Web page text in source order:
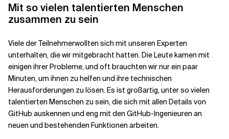
Mit so vielen talentierten Menschen
zusammen zu sein
Viele derTeilnehmerwollten sich mit unseren Experten
unterhalten, die wir mitgebracht hatten. Die Leute kamen mit
einigen ihrer Probleme, und oft brauchten wir nur ein paar
Minuten, um ihnen zu helfen und ihre technischen
Herausforderungen zu lösen. Es ist großartig, unter so vielen
talentierten Menschen zu sein, die sich mit allen Details von
GitHub auskennen und eng mit den GitHub-Ingenieuren an
neuen und bestehenden Funktionen arbeiten.